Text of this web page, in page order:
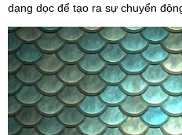
dạng dọc để tạo ra sự chuyển